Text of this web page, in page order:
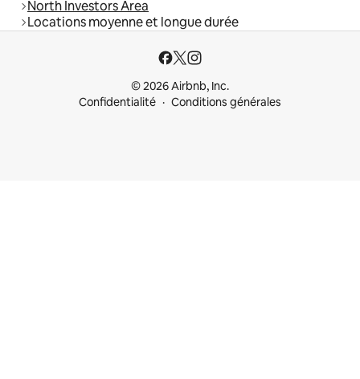
North Investors Area
Locations moyenne et longue durée
© 2026 Airbnb, Inc.
Confidentialité
Conditions générales